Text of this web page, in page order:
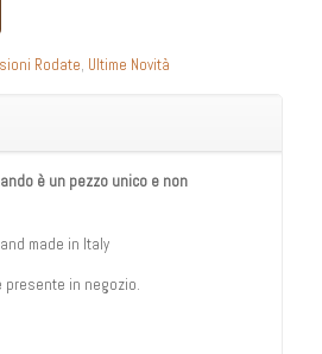
Rodate, Ultime Novità
è un pezzo unico e non
made in Italy
presente in negozio.